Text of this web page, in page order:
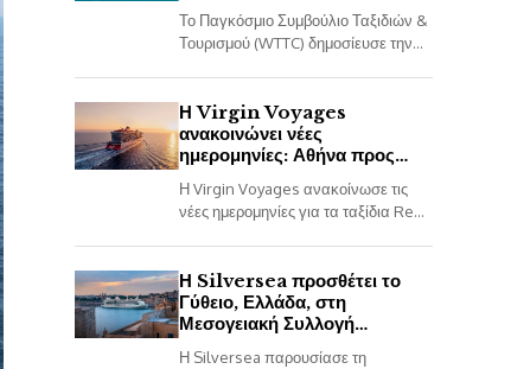
Το Παγκόσμιο Συμβούλιο Ταξιδιών &
Τουρισμού (WTTC) δημοσίευσε την
επίδραση της κρουαζιέρας στις
κοινότητες...
Η Virgin Voyages
ανακοινώνει νέες
ημερομηνίες: Αθήνα προς
Σαντορίνη
Η Virgin Voyages ανακοίνωσε τις
νέες ημερομηνίες για τα ταξίδια Red
ήδη διαθέσιμες...
Η Silversea προσθέτει το
Γύθειο, Ελλάδα, στη
Μεσογειακή Συλλογή
2027/28
Η Silversea παρουσίασε τη